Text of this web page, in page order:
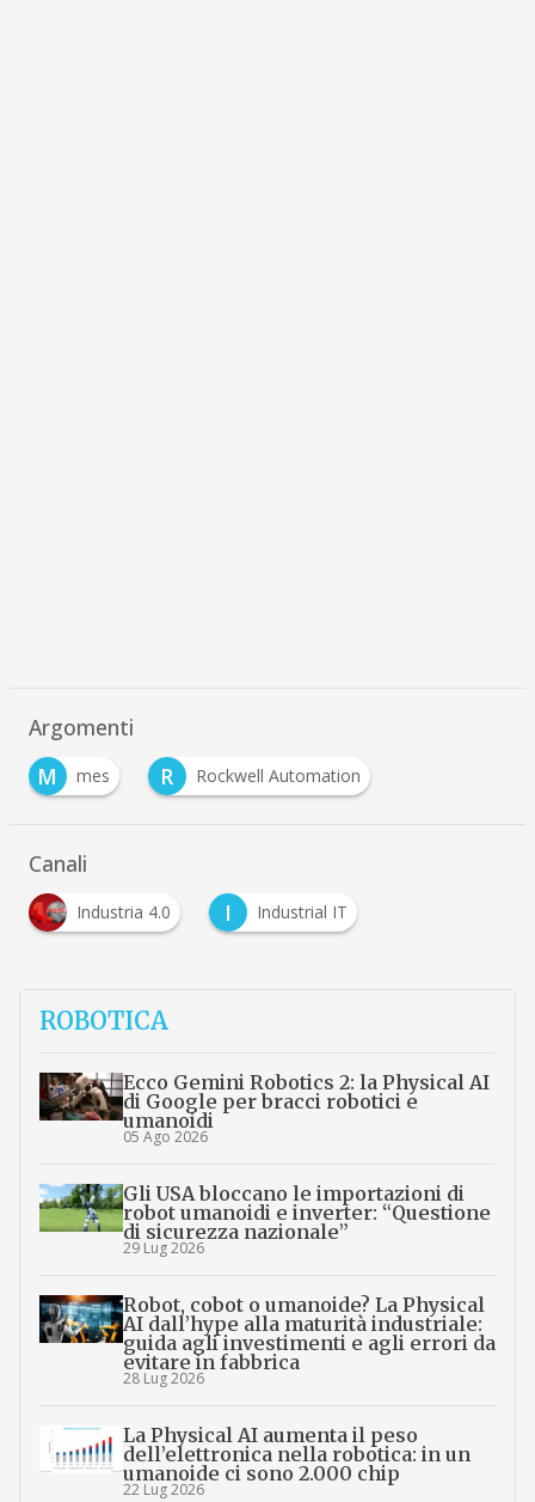
Argomenti
M
mes R Rockwell Automation
Canali
Industria 4.0 I Industrial IT
ROBOTICA
Ecco Gemini Robotics 2: la Physical AI
di Google per bracci robotici e
umanoidi
05 Ago 2026
Gli USA bloccano le importazioni di
robot umanoidi e inverter: “Questione
di sicurezza nazionale”
29 Lug 2026
Robot, cobot o umanoide? La Physical
AI dall’hype alla maturità industriale:
guida agli investimenti e agli errori da
evitare in fabbrica
28 Lug 2026
La Physical AI aumenta il peso
dell’elettronica nella robotica: in un
umanoide ci sono 2.000 chip
22 Lug 2026